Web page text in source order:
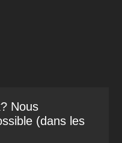
Nous
(dans les